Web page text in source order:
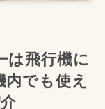
は飛行機に
でも使え